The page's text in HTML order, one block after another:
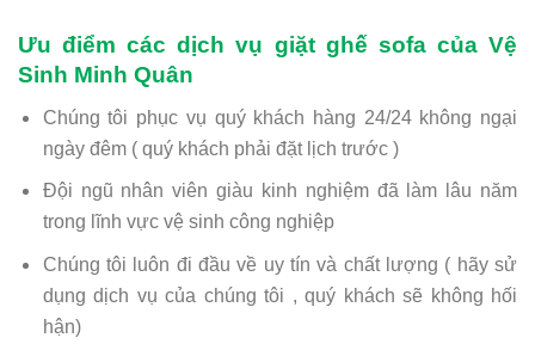
Ưu điểm các dịch vụ giặt ghế sofa của Vệ
Sinh Minh Quân
Chúng tôi phục vụ quý khách hàng 24/24 không ngại
ngày đêm ( quý khách phải đặt lịch trước )
Đội ngũ nhân viên giàu kinh nghiệm đã làm lâu năm
trong lĩnh vực vệ sinh công nghiệp
Chúng tôi luôn đi đầu về uy tín và chất lượng ( hãy sử
dụng dịch vụ của chúng tôi , quý khách sẽ không hối
hận)